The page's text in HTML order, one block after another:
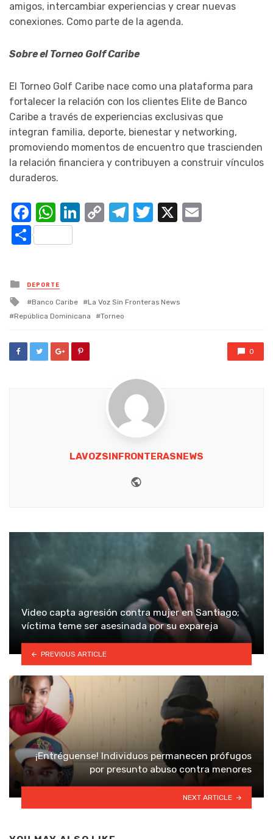
amigos, intercambiar experiencias y crear nuevas
conexiones. Como parte de la agenda.
Sobre el Torneo Golf Caribe
El Torneo Golf Caribe nace como una plataforma para
fortalecer la relación con los clientes Elite de Banco
Caribe a través de experiencias exclusivas que
integran familia, deporte, bienestar y networking,
promoviendo momentos de encuentro que trascienden
la relación financiera y contribuyen a construir vínculos
duraderos.
Facebook
WhatsApp
LinkedIn
CopyTelegram
Twitter
X
Compartir
Posted
in
DEPORTE
Tagged
with
Banco Caribe
La Voz Sin Fronteras News
República Dominicana
Torneo
0
LAVOZSINFRONTERASNEWS
Video capta agresión contra mujer en Santiago;
víctima teme ser asesinada por su expareja
PREVIOUS ARTICLE
¡Entréguense! Individuos permanecen prófugos
por presunto abuso contra menores
NEXT ARTICLE